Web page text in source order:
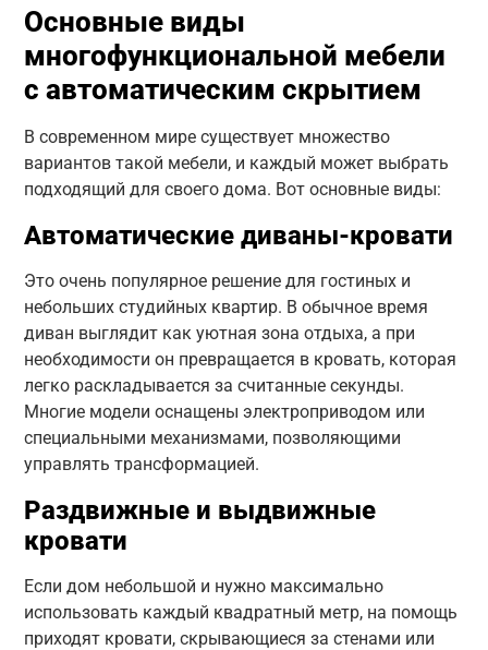
Основные виды
многофункциональной мебели
с автоматическим скрытием
В современном мире существует множество
вариантов такой мебели, и каждый может выбрать
подходящий для своего дома. Вот основные виды:
Автоматические диваны-кровати
Это очень популярное решение для гостиных и
небольших студийных квартир. В обычное время
диван выглядит как уютная зона отдыха, а при
необходимости он превращается в кровать, которая
легко раскладывается за считанные секунды.
Многие модели оснащены электроприводом или
специальными механизмами, позволяющими
управлять трансформацией.
Раздвижные и выдвижные
кровати
Если дом небольшой и нужно максимально
использовать каждый квадратный метр, на помощь
приходят кровати, скрывающиеся за стенами или